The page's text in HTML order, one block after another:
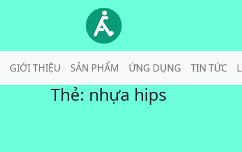
GIỚI THIỆU SẢN PHẨM ỨNG DỤNG TIN TỨC
Thẻ: nhựa hips